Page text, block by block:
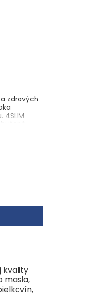
zdravých
pre
kvality
masla,